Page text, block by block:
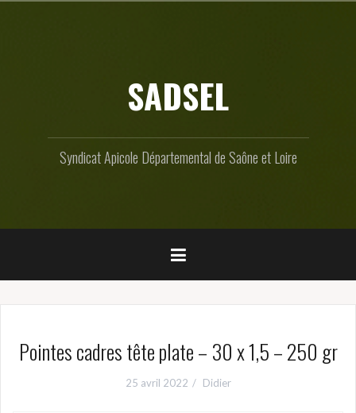
SADSEL
Syndicat Apicole Départemental de Saône et Loire
Pointes cadres tête plate – 30 x 1,5 – 250 gr
25 avril 2022 Didier